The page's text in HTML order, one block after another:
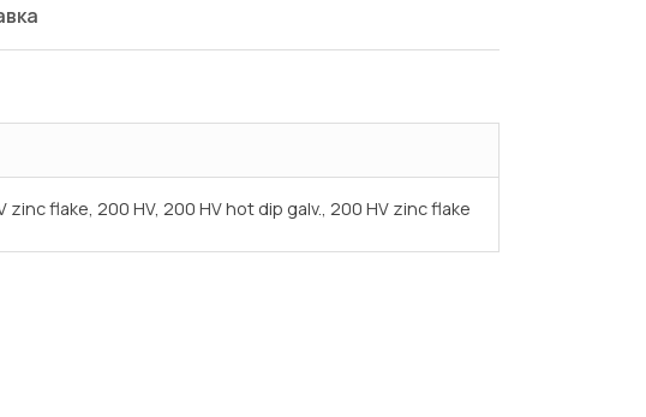
zinc flake, 200 HV, 200 HV hot dip galv., 200 HV zinc flake